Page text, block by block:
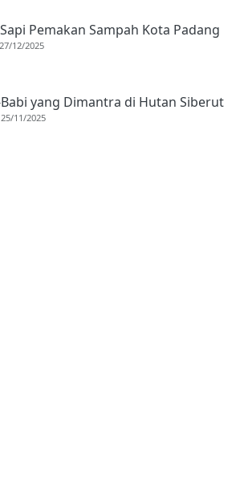
Pemakan Sampah Kota Padang
12/2025
yang Dimantra di Hutan Siberut
11/2025